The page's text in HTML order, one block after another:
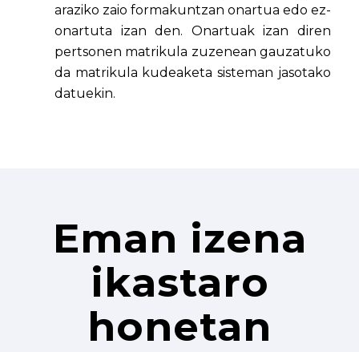
araziko zaio formakuntzan onartua edo ez-
onartuta izan den. Onartuak izan diren
pertsonen matrikula zuzenean gauzatuko
da matrikula kudeaketa sisteman jasotako
datuekin.
Eman izena
ikastaro
honetan